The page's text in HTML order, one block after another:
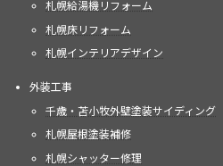
札幌給湯機リフォーム
札幌床リフォーム
札幌インテリアデザイン
外装工事
千歳・苫小牧外壁塗装サイディング
札幌屋根塗装補修
札幌シャッター修理